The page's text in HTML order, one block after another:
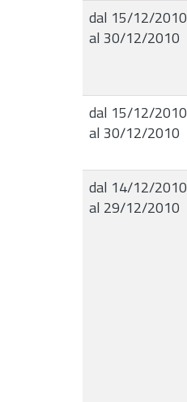
dal 15/12/2010
al 30/12/2010
dal 15/12/2010
al 30/12/2010
dal 14/12/2010
al 29/12/2010